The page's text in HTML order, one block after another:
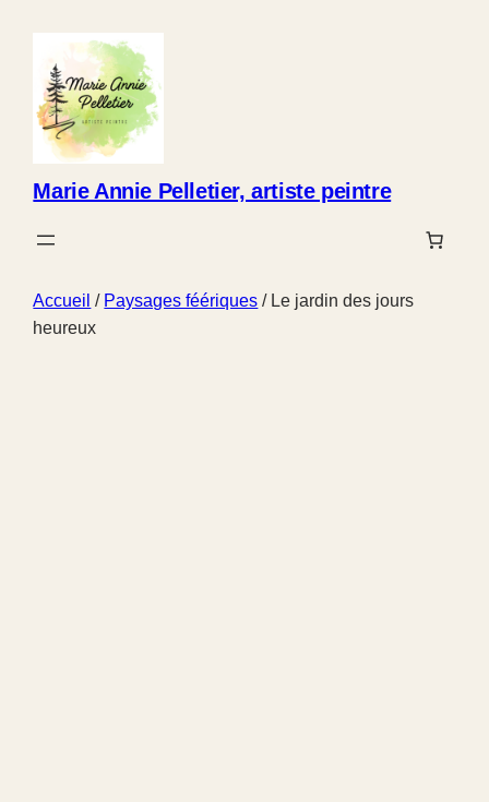
Marie Annie Pelletier, artiste peintre
Accueil / Paysages féériques / Le jardin des jours
heureux